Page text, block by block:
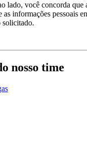
lado, você concorda que
as informações pessoais
solicitado.
nosso time